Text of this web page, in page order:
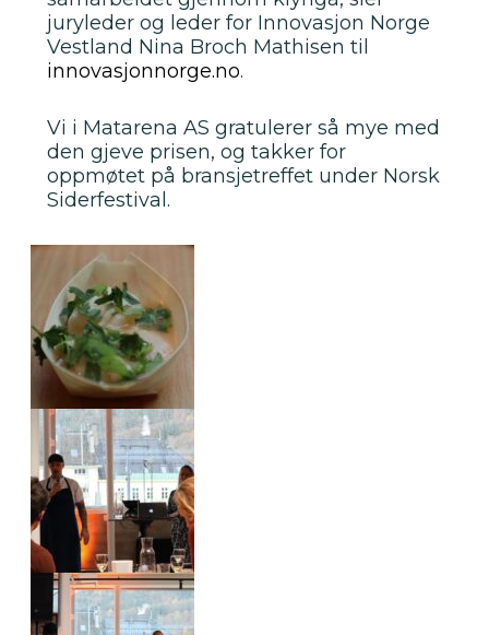
juryleder og leder for Innovasjon Norge
Vestland Nina Broch Mathisen til
innovasjonnorge.no.
Vi i Matarena AS gratulerer så mye med
den gjeve prisen, og takker for
oppmøtet på bransjetreffet under Norsk
Siderfestival.